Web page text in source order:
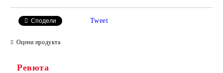
Сподели Tweet
Оцени продукта
Ревюта